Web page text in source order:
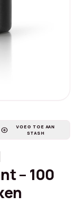
add_circle
VOEG TOE AAN
STASH
– 100